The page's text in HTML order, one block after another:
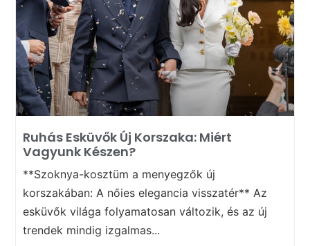
Ruhás Esküvők Új Korszaka: Miért
Vagyunk Készen?
**Szoknya-kosztüm a menyegzők új
korszakában: A nőies elegancia visszatér** Az
esküvők világa folyamatosan változik, és az új
trendek mindig izgalmas...